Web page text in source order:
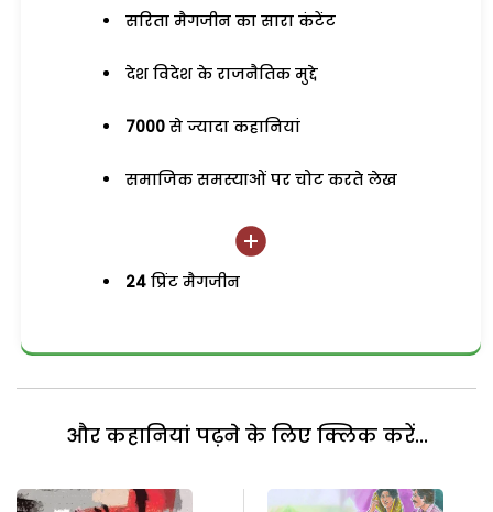
सरिता मैगजीन का सारा कंटेंट
देश विदेश के राजनैतिक मुद्दे
7000 से ज्यादा कहानियां
समाजिक समस्याओं पर चोट करते लेख
24 प्रिंट मैगजीन
और कहानियां पढ़ने के लिए क्लिक करें...